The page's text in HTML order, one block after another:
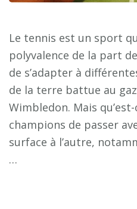
Le tennis est un sport
polyvalence de la part
de s’adapter à
de la terre battue au
Wimbledon. Mais
champions de passer
surface à l’autre,
…